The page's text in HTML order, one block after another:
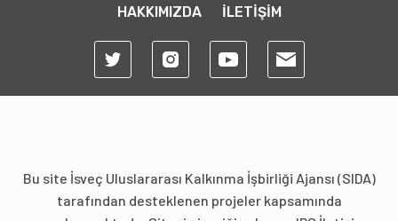
HAKKIMIZDA
İLETİŞİM
Bu site İsveç Uluslararası Kalkınma İşbirliği Ajansı (SIDA)
tarafından desteklenen projeler kapsamında